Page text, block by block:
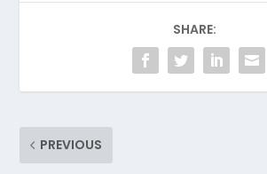
SHARE:
PREVIOUS